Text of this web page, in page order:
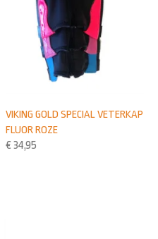
VIKING GOLD SPECIAL VETERKAP
FLUOR ROZE
€ 34,95